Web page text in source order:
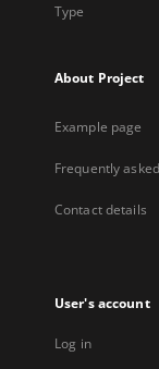
Type
About Project
Example page
Frequently
Contact details
User's account
Log in